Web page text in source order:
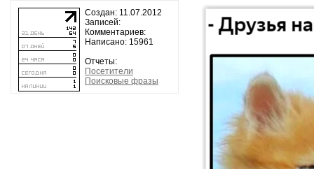
Создан: 11.07.2012
Записей:
Комментариев:
Написано: 15961
Отчеты:
Посетители
Поисковые фразы